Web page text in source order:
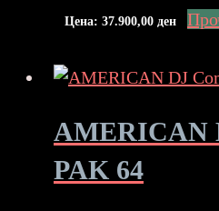
Цена: 37.900,00 ден
AMERICAN
PAK 64